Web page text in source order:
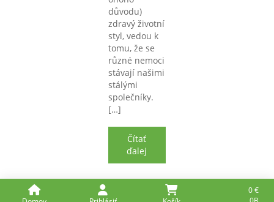
důvodu)
zdravý životní
styl, vedou k
tomu, že se
různé nemoci
stávají našimi
stálými
společníky.
[…]
Čítať
ďalej
0€